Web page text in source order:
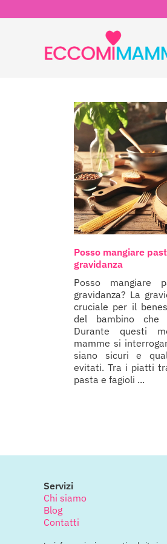
Posso mangiare
gravidanza
Posso mangiare
gravidanza? La
cruciale per il
del bambino che
Durante questi
mamme si
siano sicuri e
evitati. Tra i piatti
pasta e fagioli ...
Servizi
Chi siamo
Blog
Contatti